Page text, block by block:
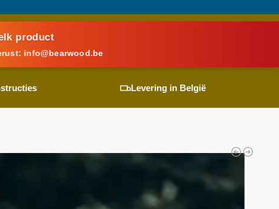
product
info@ bearwood .be
Levering in België